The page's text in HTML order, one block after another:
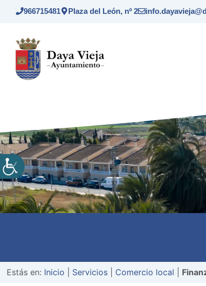
Saltar
966715481 Plaza del León, nº 2
Estás en: Inicio Servicios Comercio local